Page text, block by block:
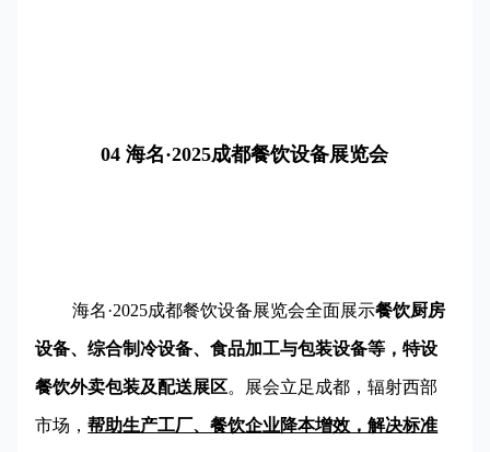
04 海名·2025成都餐饮设备展览会
海名·2025成都餐饮设备展览会全面展示餐饮厨房
设备、综合制冷设备、食品加工与包装设备等，特设
餐饮外卖包装及配送展区。展会立足成都，辐射西部
市场，帮助生产工厂、餐饮企业降本增效，解决标准